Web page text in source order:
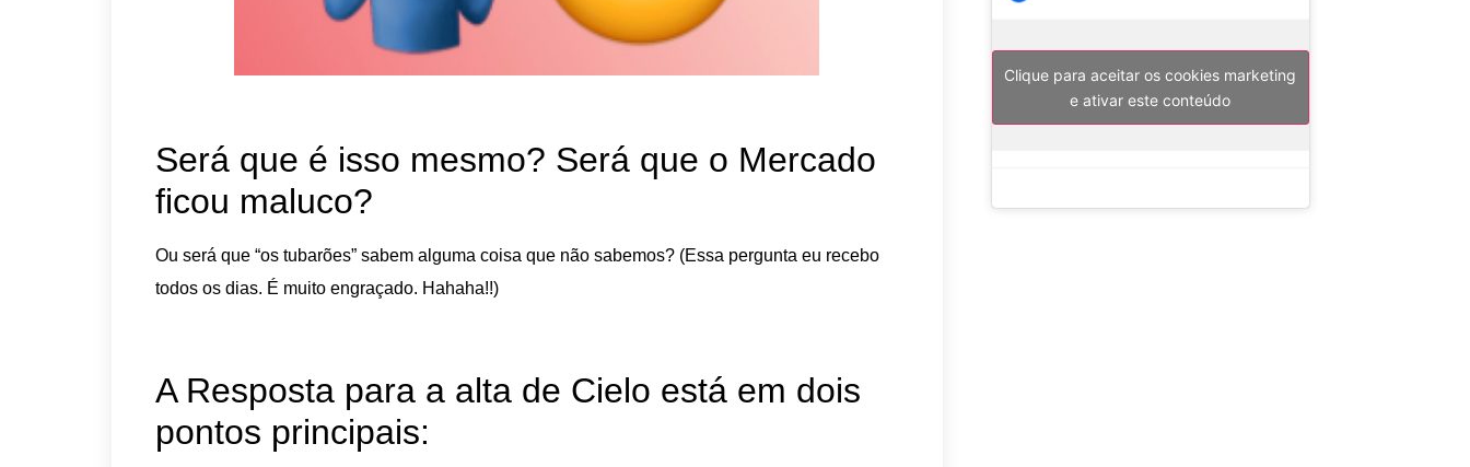
Será que é isso mesmo? Será que o Mercado
ficou maluco?
Ou será que “os tubarões” sabem alguma coisa que não sabemos? (Essa pergunta eu recebo
todos os dias. É muito engraçado. Hahaha!!)
A Resposta para a alta de Cielo está em dois
pontos principais:
Clique para aceitar os cookies marketing
e ativar este conteúdo